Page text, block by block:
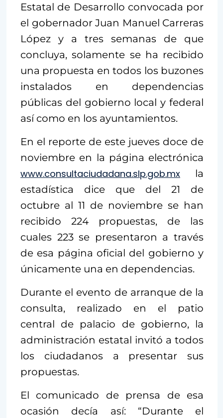
Estatal de Desarrollo convocada por
el gobernador Juan Manuel Carreras
López y a tres semanas de que
concluya, solamente se ha recibido
una propuesta en todos los buzones
instalados en dependencias
públicas del gobierno local y federal
así como en los ayuntamientos.
En el reporte de este jueves doce de
noviembre en la página electrónica
www.consultaciudadana.slp.gob.mx la
estadística dice que del 21 de
octubre al 11 de noviembre se han
recibido 224 propuestas, de las
cuales 223 se presentaron a través
de esa página oficial del gobierno y
únicamente una en dependencias.
Durante el evento de arranque de la
consulta, realizado en el patio
central de palacio de gobierno, la
administración estatal invitó a todos
los ciudadanos a presentar sus
propuestas.
El comunicado de prensa de esa
ocasión decía así: “Durante el